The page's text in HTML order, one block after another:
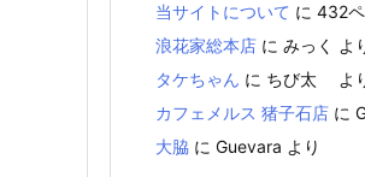
当サイトについて に 432
浪花家総本店 に みっく
よ
タケちゃん に ちび太
よ
カフェメルス 猪子石店 に
大脇 に Guevara より